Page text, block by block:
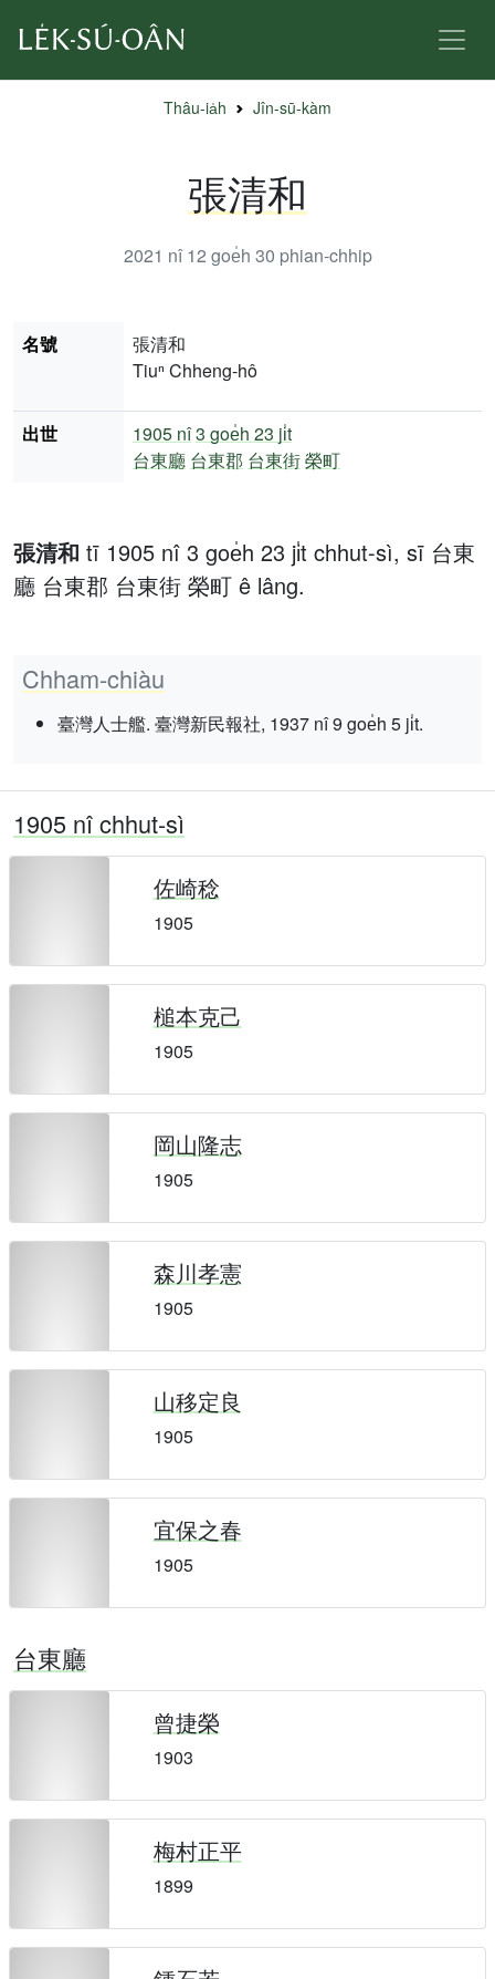
Thâu-ia̍h Jîn-sū-kàm
張清和
2021 nî 12 goe̍h 30 phian-chhip
張清和 tī 1905 nî 3 goe̍h 23 ji̍t chhut-sì, sī 台東
廳 台東郡 台東街 榮町 ê lâng.
Chham-chiàu
臺灣人士艦. 臺灣新民報社, 1937 nî 9 goe̍h 5 ji̍t.
名號
張清和
Tiuⁿ Chheng-hô
出世 1905 nî3 goe̍h 23 ji̍t
台東廳 台東郡 台東街榮町
1905 nî chhut-sì
佐崎稔
1905
槌本克己
1905
岡山隆志
1905
森川孝憲
1905
山移定良
1905
宜保之春
1905
台東廳
曾捷榮
1903
梅村正平
1899